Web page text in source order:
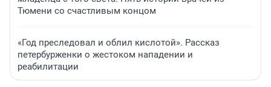
Тюмени со счастливым концом
«Год преследовал и облил кислотой». Рассказ
петербурженки о жестоком нападении и
реабилитации